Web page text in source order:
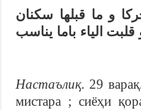
و ما قبلها سكنان
قلبت الياء باما يناسب
Настаълиқ. 29
мистара ; сиёҳи